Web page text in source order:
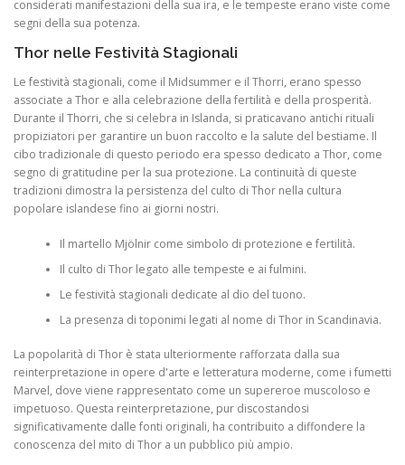
considerati manifestazioni della sua ira, e le tempeste erano viste come
segni della sua potenza.
Thor nelle Festività Stagionali
Le festività stagionali, come il Midsummer e il Thorri, erano spesso
associate a Thor e alla celebrazione della fertilità e della prosperità.
Durante il Thorri, che si celebra in Islanda, si praticavano antichi rituali
propiziatori per garantire un buon raccolto e la salute del bestiame. Il
cibo tradizionale di questo periodo era spesso dedicato a Thor, come
segno di gratitudine per la sua protezione. La continuità di queste
tradizioni dimostra la persistenza del culto di Thor nella cultura
popolare islandese fino ai giorni nostri.
Il martello Mjölnir come simbolo di protezione e fertilità.
Il culto di Thor legato alle tempeste e ai fulmini.
Le festività stagionali dedicate al dio del tuono.
La presenza di toponimi legati al nome di Thor in Scandinavia.
La popolarità di Thor è stata ulteriormente rafforzata dalla sua
reinterpretazione in opere d'arte e letteratura moderne, come i fumetti
Marvel, dove viene rappresentato come un supereroe muscoloso e
impetuoso. Questa reinterpretazione, pur discostandosi
significativamente dalle fonti originali, ha contribuito a diffondere la
conoscenza del mito di Thor a un pubblico più ampio.